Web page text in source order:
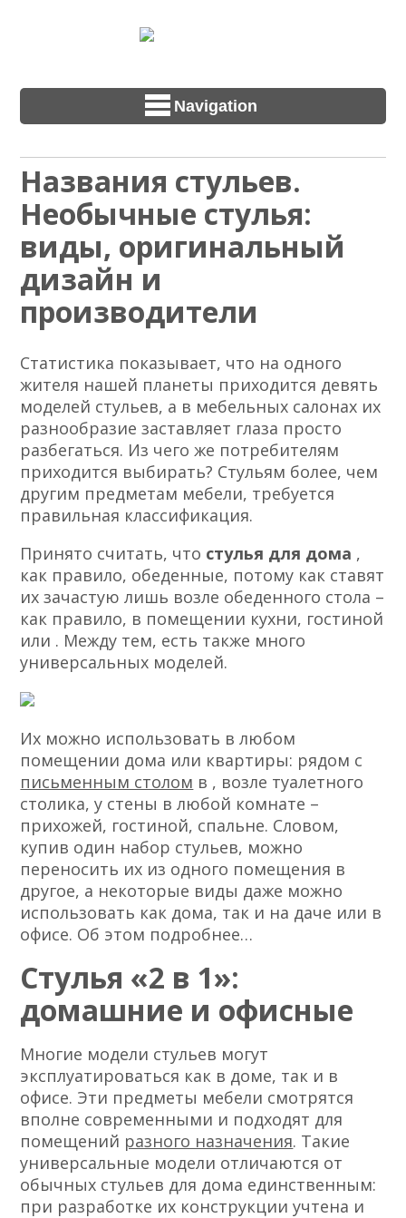
Navigation
Названия стульев.
Необычные стулья:
виды, оригинальный
дизайн и
производители
Статистика показывает, что на одного
жителя нашей планеты приходится девять
моделей стульев, а в мебельных салонах их
разнообразие заставляет глаза просто
разбегаться. Из чего же потребителям
приходится выбирать? Стульям более, чем
другим предметам мебели, требуется
правильная классификация.
Принято считать, что стулья для дома ,
как правило, обеденные, потому как ставят
их зачастую лишь возле обеденного стола –
как правило, в помещении кухни, гостиной
или . Между тем, есть также много
универсальных моделей.
Их можно использовать в любом
помещении дома или квартиры: рядом с
письменным столом в , возле туалетного
столика, у стены в любой комнате –
прихожей, гостиной, спальне. Словом,
купив один набор стульев, можно
переносить их из одного помещения в
другое, а некоторые виды даже можно
использовать как дома, так и на даче или в
офисе. Об этом подробнее…
Стулья «2 в 1»:
домашние и офисные
Многие модели стульев могут
эксплуатироваться как в доме, так и в
офисе. Эти предметы мебели смотрятся
вполне современными и подходят для
помещений разного назначения. Такие
универсальные модели отличаются от
обычных стульев для дома единственным:
при разработке их конструкции учтена и